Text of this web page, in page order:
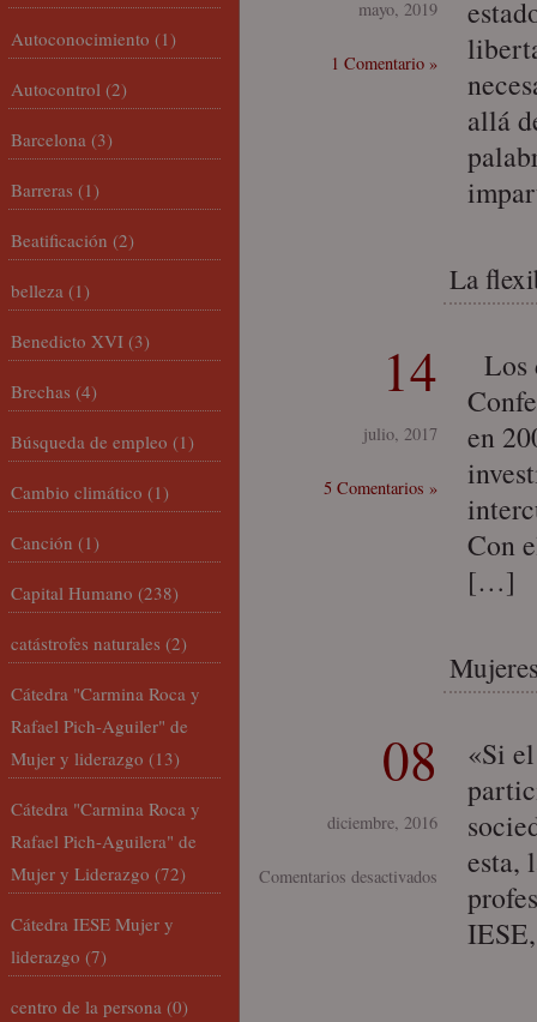
mayo, 2019
1 Comentario »
allá
La
14
julio, 2017
5 Comentarios »
Los
en
Con
[…]
08
diciembre, 2016
Comentarios desactivados
Mujeres
«Si
esta,
Autoconocimiento (1)
Autocontrol (2)
Barcelona (3)
Barreras (1)
Beatificación (2)
belleza (1)
Benedicto XVI (3)
Brechas (4)
Búsqueda de empleo (1)
Cambio climático (1)
Canción (1)
Capital Humano (238)
catástrofes naturales (2)
Cátedra "Carmina Roca y
Rafael Pich-Aguiler" de
Mujer y liderazgo (13)
Cátedra "Carmina Roca y
Rafael Pich-Aguilera" de
Mujer y Liderazgo (72)
Cátedra IESE Mujer y
liderazgo (7)
centro de la persona (0)